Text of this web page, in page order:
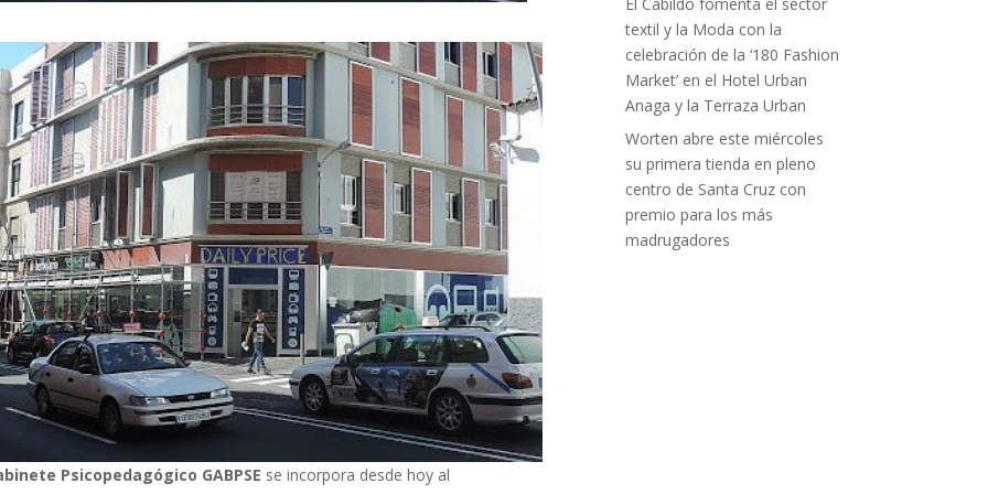
Psicopedagógico GABPSE se incorpora desde hoy al
textil y la Moda con la
celebración de la ‘180 Fashion
Market’ en el Hotel Urban
Anaga y la Terraza Urban
Worten abre este miércoles
su primera tienda en pleno
centro de Santa Cruz con
premio para los más
madrugadores